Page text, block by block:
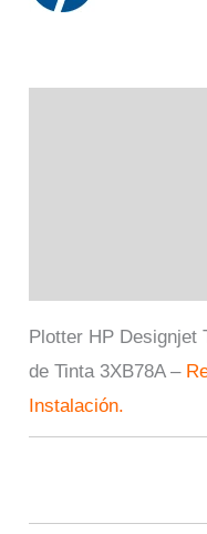
Plotter HP Designjet
de Tinta 3XB78A –
Instalación.